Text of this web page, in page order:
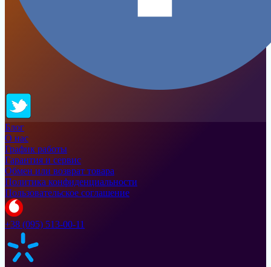
Блог
О нас
График работы
Гарантия и сервис
Обмен или возврат товара
Политика конфиденциальности
Пользовательское соглашение
+38 (095) 513-00-11